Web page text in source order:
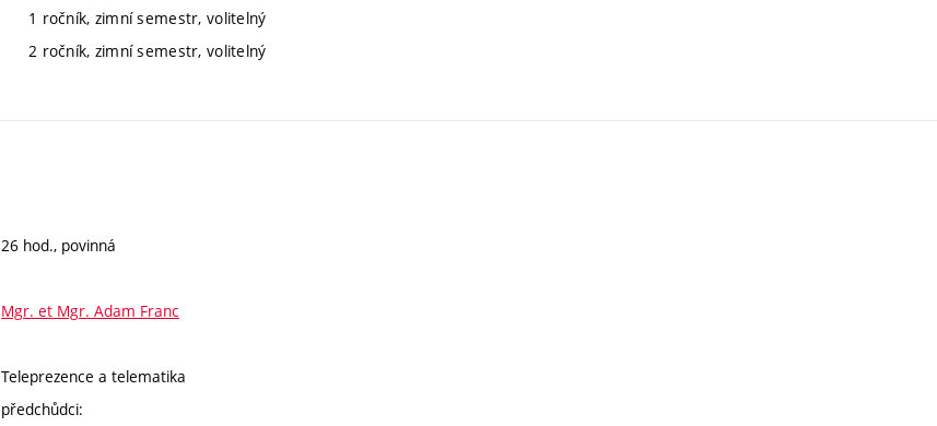
1 ročník, zimní semestr, volitelný
2 ročník, zimní semestr, volitelný
26 hod., povinná
Mgr. et Mgr. Adam Franc
Teleprezence a telematika
předchůdci: